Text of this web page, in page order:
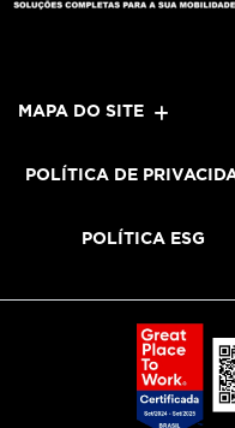
MAPA DO SITE
POLÍTICA DE
POLÍTICA ESG